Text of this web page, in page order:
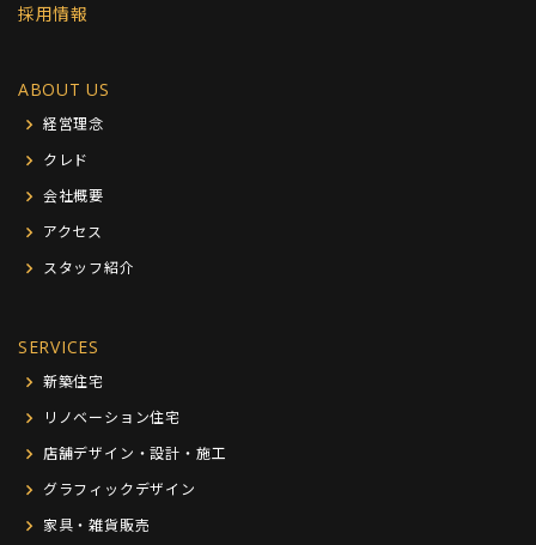
採用情報
ABOUT US
経営理念
クレド
会社概要
アクセス
スタッフ紹介
SERVICES
新築住宅
リノベーション住宅
店舗デザイン・設計・施工
グラフィックデザイン
家具・雑貨販売